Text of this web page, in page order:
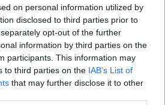
on personal information utilized by
disclosed to third parties prior to
opt-out of the further
information by third parties on the
participants. This information may
to third parties on the IAB’s List of
that may further disclose it to other
in tempo reale?
nel canale telegram di